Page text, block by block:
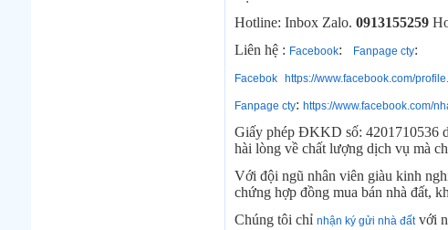
Hotline: Inbox Zalo. 0913155259
Liên hệ : Facebook: Fanpage cty:
Facebok https://www.facebook.com/
Fanpage cty: https://www.facebook.com/
Giấy phép ĐKKD số: 4201710536
hài lòng về chất lượng dịch vụ mà
Với đội ngũ nhân viên giàu kinh
chứng hợp đồng mua bán nhà đất,
Chúng tôi chỉ nhận ký gửi nhà đấtvới